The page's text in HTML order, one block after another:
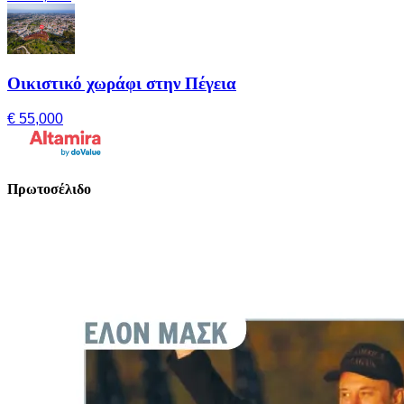
Οικιστικό χωράφι στην Πέγεια
€ 55,000
Πρωτοσέλιδο